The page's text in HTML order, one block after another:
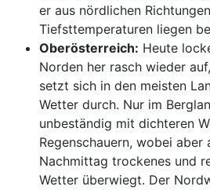
er aus nördlichen
Tiefsttemperaturen liegen
Oberösterreich: Heute
Norden her rasch wieder
setzt sich in den meisten
Wetter durch. Nur im
unbeständig mit dichteren
Regenschauern, wobei aber
Nachmittag trockenes und
Wetter überwiegt. Der